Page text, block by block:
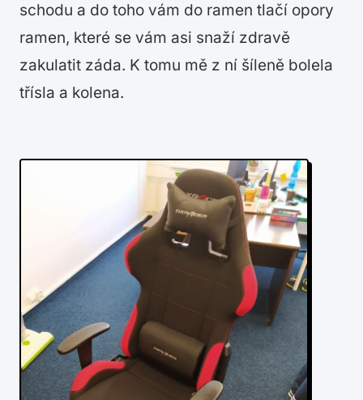
schodu a do toho vám do ramen tlačí opory
ramen, které se vám asi snaží zdravě
zakulatit záda. K tomu mě z ní šíleně bolela
třísla a kolena.